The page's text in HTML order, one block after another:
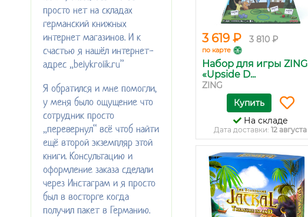
просто нет на складах
германский книжных
интернет магазинов. И к
счастью я нашёл интернет-
адрес „belykrolik.ru”
Я обратился и мне помогли,
у меня было ощущение что
сотрудник просто
„перевернул“ всё чтоб найти
ещё второй экземпляр этой
книги. Консультацию и
оформление заказа сделали
через Инстаграм и я просто
был в восторге когда
получил пакет в Германию.
3 619 ₽ 3 810 ₽
по карте
Набор для игры ZING
«Upside D...
ZING
Купить
На складе
Дата доставки: 12 августа